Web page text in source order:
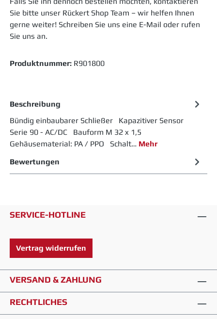
Sie bitte unser Rückert Shop Team – wir helfen Ihnen
gerne weiter! Schreiben Sie uns eine E-Mail oder rufen
Sie uns an.
Produktnummer: R901800
Beschreibung
Bündig einbaubarer Schließer Kapazitiver Sensor
Serie 90 - AC/DC Bauform M 32 x 1,5
Gehäusematerial: PA / PPO Schalt… Mehr
Bewertungen
SERVICE-HOTLINE
Vertrag widerrufen
VERSAND & ZAHLUNG
RECHTLICHES